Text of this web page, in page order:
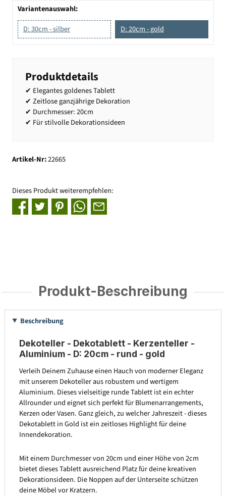
Variantenauswahl:
D: 30cm - silber
D: 20cm - gold
Produktdetails
✔ Elegantes goldenes Tablett
✔ Zeitlose ganzjährige Dekoration
✔ Durchmesser: 20cm
✔ Für stilvolle Dekorationsideen
Artikel-Nr:22665
Dieses Produkt weiterempfehlen:
Produkt-Beschreibung
Beschreibung
Dekoteller - Dekotablett - Kerzenteller -
Aluminium - D: 20cm - rund - gold
Verleih Deinem Zuhause einen Hauch von moderner Eleganz
mit unserem Dekoteller aus robustem und wertigem
Aluminium. Dieses vielseitige runde Tablett ist ein echter
Allrounder und eignet sich perfekt für Blumenarrangements,
Kerzen oder Vasen. Ganz gleich, zu welcher Jahreszeit - dieses
Dekotablett in Gold ist ein zeitloses Highlight für deine
Innendekoration.
Mit einem Durchmesser von 20cm und einer Höhe von 2cm
bietet dieses Tablett ausreichend Platz für deine kreativen
Dekorationsideen. Die Noppen auf der Unterseite schützen
deine Möbel vor Kratzern.